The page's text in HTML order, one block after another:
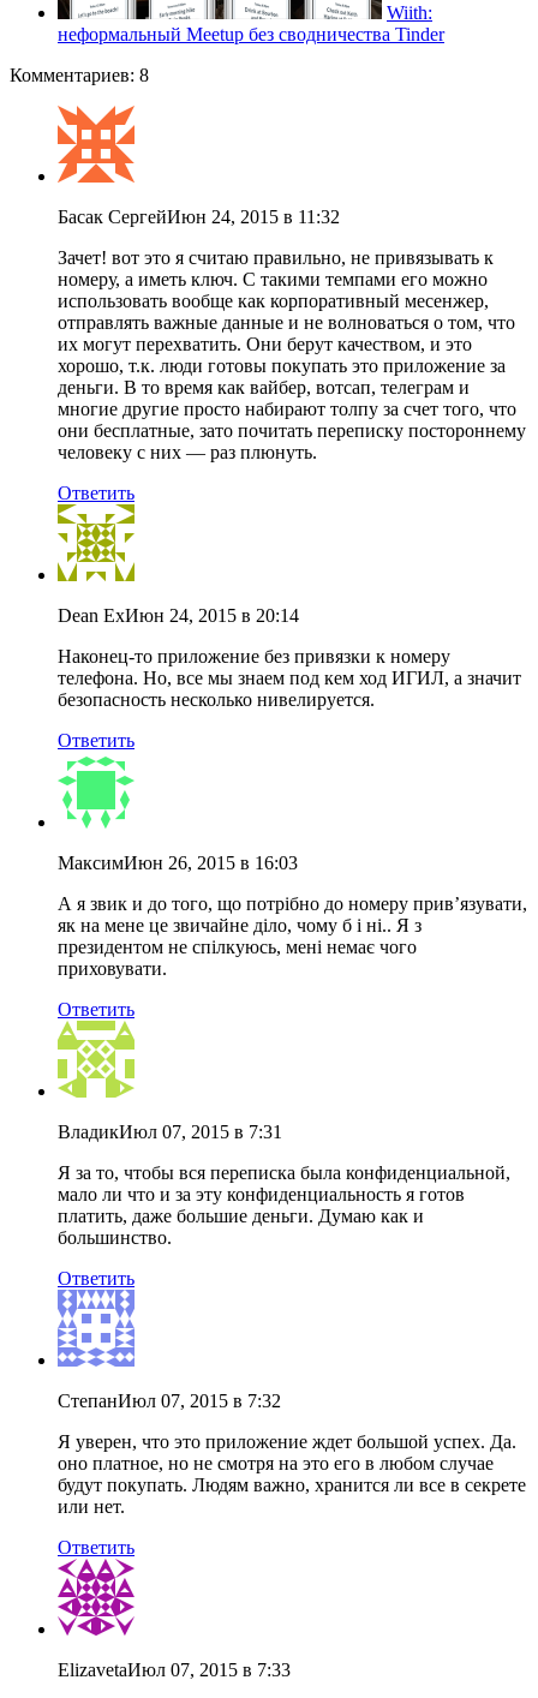
Wiith:
неформальный Meetup без сводничества Tinder
Комментариев: 8
Басак СергейИюн 24, 2015 в 11:32
Зачет! вот это я считаю правильно, не привязывать к
номеру, а иметь ключ. С такими темпами его можно
использовать вообще как корпоративный месенжер,
отправлять важные данные и не волноваться о том, что
их могут перехватить. Они берут качеством, и это
хорошо, т.к. люди готовы покупать это приложение за
деньги. В то время как вайбер, вотсап, телеграм и
многие другие просто набирают толпу за счет того, что
они бесплатные, зато почитать переписку постороннему
человеку с них — раз плюнуть.
Ответить
Dean ExИюн 24, 2015 в 20:14
Наконец-то приложение без привязки к номеру
телефона. Но, все мы знаем под кем ход ИГИЛ, а значит
безопасность несколько нивелируется.
Ответить
МаксимИюн 26, 2015 в 16:03
А я звик и до того, що потрібно до номеру прив’язувати,
як на мене це звичайне діло, чому б і ні.. Я з
президентом не спілкуюсь, мені немає чого
приховувати.
Ответить
ВладикИюл 07, 2015 в 7:31
Я за то, чтобы вся переписка была конфиденциальной,
мало ли что и за эту конфиденциальность я готов
платить, даже большие деньги. Думаю как и
большинство.
Ответить
СтепанИюл 07, 2015 в 7:32
Я уверен, что это приложение ждет большой успех. Да.
оно платное, но не смотря на это его в любом случае
будут покупать. Людям важно, хранится ли все в секрете
или нет.
Ответить
ElizavetaИюл 07, 2015 в 7:33